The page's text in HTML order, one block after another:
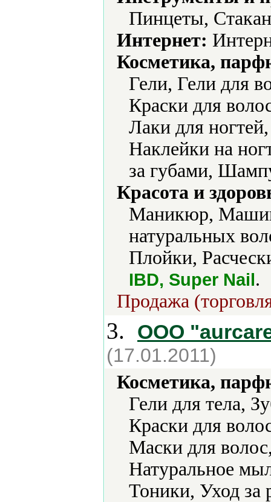
Пинцеты,
Интернет:
Косметика,
Гели, Гели для
Краски для
Лаки для
Наклейки на
за губами,
Красота и
Маникюр,
натуральных
Плойки,
IBD, Super Nail.
Продажа
3. ООО
(17.01.2011)
Косметика,
Гели для тела,
Краски для
Маски для
Натуральное
Тоники, Уход